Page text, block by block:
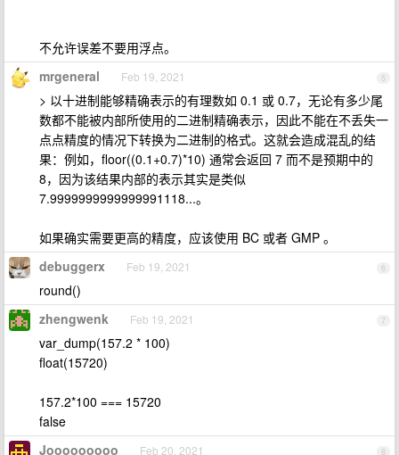
不允许误差不要用浮点。
5
mrgeneral Feb 19, 2021
> 以十进制能够精确表示的有理数如 0.1 或 0.7，无论有多少尾
数都不能被内部所使用的二进制精确表示，因此不能在不丢失一
点点精度的情况下转换为二进制的格式。这就会造成混乱的结
果：例如，floor((0.1+0.7)*10) 通常会返回 7 而不是预期中的
8，因为该结果内部的表示其实是类似
7.9999999999999991118...。
如果确实需要更高的精度，应该使用 BC 或者 GMP 。
6
debuggerx Feb 19, 2021
round()
7
zhengwenk Feb 19, 2021
var_dump(157.2 * 100)
float(15720)
157.2*100 === 15720
false
8
Jooooooooo Feb 20, 2021